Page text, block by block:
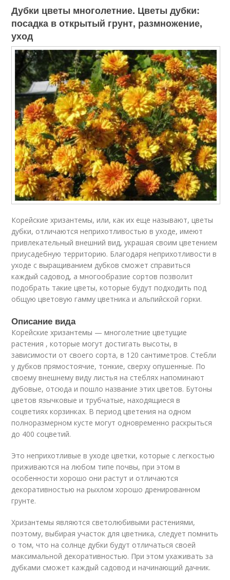
Дубки цветы многолетние. Цветы дубки:
посадка в открытый грунт, размножение,
уход
Корейские хризантемы, или, как их еще называют, цветы
дубки, отличаются неприхотливостью в уходе, имеют
привлекательный внешний вид, украшая своим цветением
приусадебную территорию. Благодаря неприхотливости в
уходе с выращиванием дубков сможет справиться
каждый садовод, а многообразие сортов позволит
подобрать такие цветы, которые будут подходить под
общую цветовую гамму цветника и альпийской горки.
Описание вида
Корейские хризантемы — многолетние цветущие
растения , которые могут достигать высоты, в
зависимости от своего сорта, в 120 сантиметров. Стебли
у дубков прямостоячие, тонкие, сверху опушенные. По
своему внешнему виду листья на стеблях напоминают
дубовые, отсюда и пошло название этих цветов. Бутоны
цветов язычковые и трубчатые, находящиеся в
соцветиях корзинках. В период цветения на одном
полноразмерном кусте могут одновременно раскрыться
до 400 соцветий.
Это неприхотливые в уходе цветки, которые с легкостью
приживаются на любом типе почвы, при этом в
особенности хорошо они растут и отличаются
декоративностью на рыхлом хорошо дренированном
грунте.
Хризантемы являются светолюбивыми растениями,
поэтому, выбирая участок для цветника, следует помнить
о том, что на солнце дубки будут отличаться своей
максимальной декоративностью. При этом ухаживать за
дубками сможет каждый садовод и начинающий дачник.